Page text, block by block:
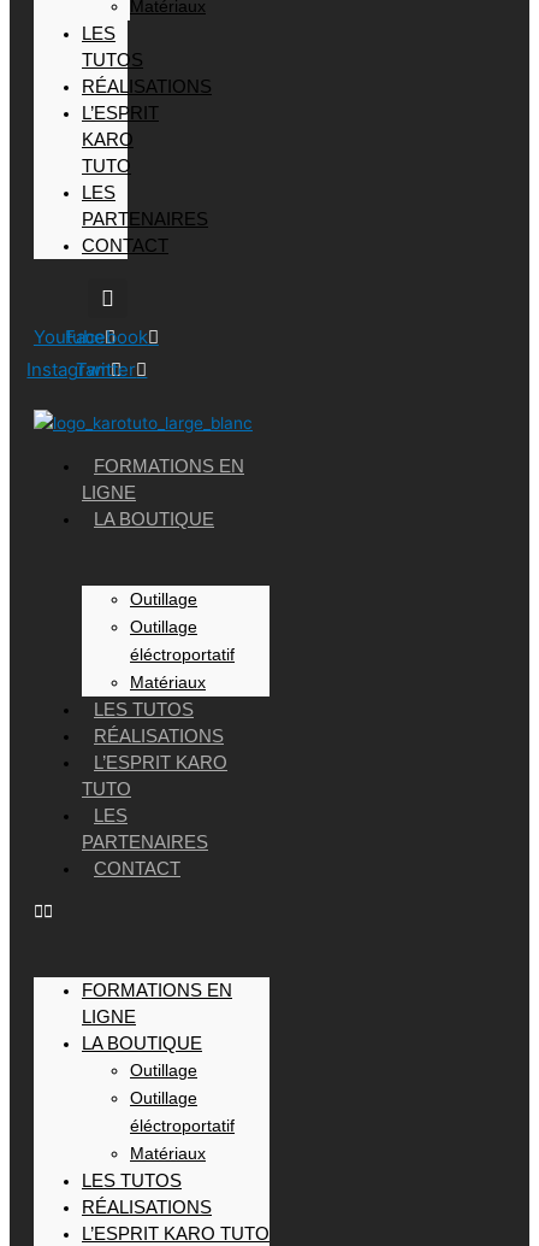
Matériaux
LES
TUTOS
RÉALISATIONS
L’ESPRIT
KARO
TUTO
LES
PARTENAIRES
CONTACT
Youtube
Facebook
Instagram
Twitter
FORMATIONS EN
LIGNE
LA BOUTIQUE
Outillage
Outillage
éléctroportatif
Matériaux
LES TUTOS
RÉALISATIONS
L’ESPRIT KARO
TUTO
LES
PARTENAIRES
CONTACT
FORMATIONS EN
LIGNE
LA BOUTIQUE
Outillage
Outillage
éléctroportatif
Matériaux
LES TUTOS
RÉALISATIONS
L’ESPRIT KARO TUTO